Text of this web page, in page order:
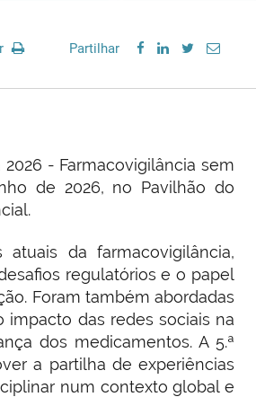
Partilhar
2026 - Farmacovigilância sem
de 2026, no Pavilhão do
da farmacovigilância,
regulatórios e o papel
Foram também abordadas
das redes sociais na
dos medicamentos. A 5.ª
a partilha de experiências
num contexto global e